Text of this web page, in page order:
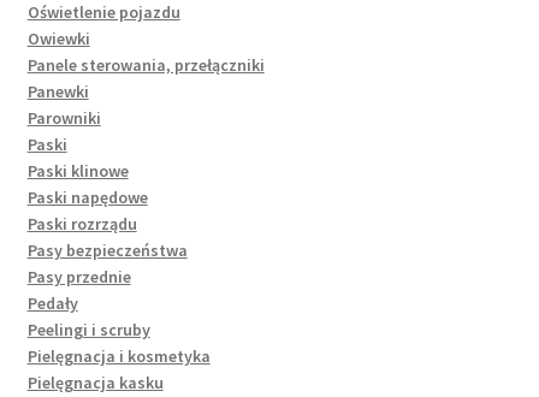
Oświetlenie pojazdu
Owiewki
Panele sterowania, przełączniki
Panewki
Parowniki
Paski
Paski klinowe
Paski napędowe
Paski rozrządu
Pasy bezpieczeństwa
Pasy przednie
Pedały
Peelingi i scruby
Pielęgnacja i kosmetyka
Pielęgnacja kasku